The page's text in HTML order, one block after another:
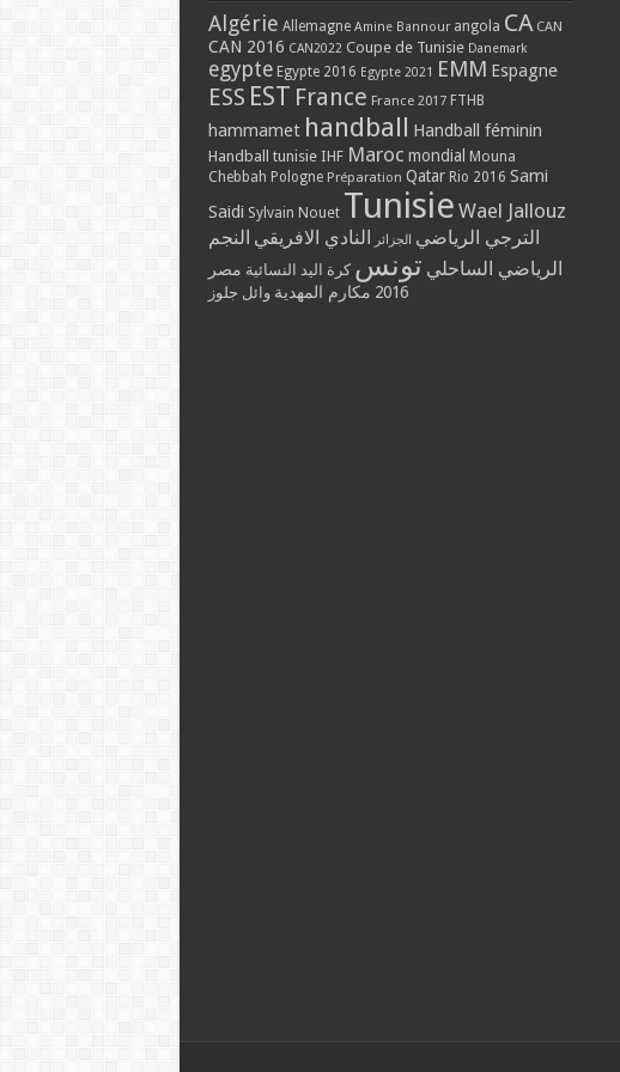
Algérie Allemagne Amine Bannour angola CA CAN
CAN 2016 CAN2022 Coupe de Tunisie Danemark
egypte Egypte 2016 Egypte 2021 EMM Espagne
ESS EST France France 2017 FTHB
hammamet handball Handball féminin
Handball tunisie IHF Maroc mondial Mouna
Chebbah Pologne Préparation Qatar Rio 2016 Sami
Saidi Sylvain Nouet Tunisie Wael Jallouz
الترجي الرياضي الجزائر النادي الافريقي النجم
الرياضي الساحلي تونس كرة اليد النسائية مصر
2016 مكارم المهدية وائل جلوز